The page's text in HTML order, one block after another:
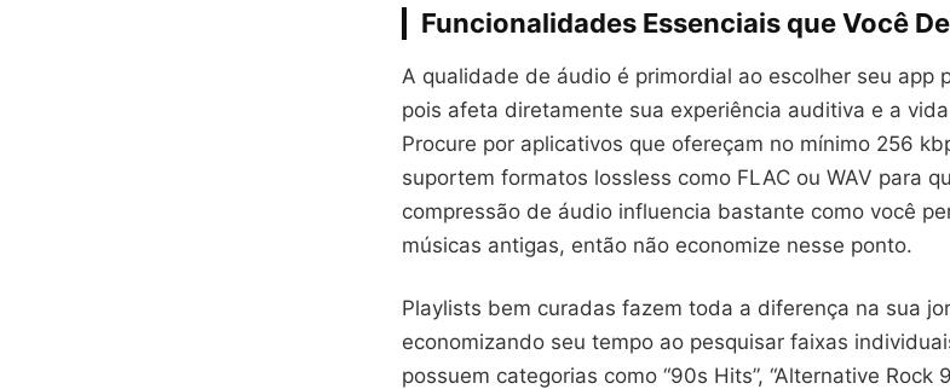
Funcionalidades Essenciais que Você
A qualidade de áudio é primordial ao escolher seu app
pois afeta diretamente sua experiência auditiva e a
Procure por aplicativos que ofereçam no mínimo 256
suportem formatos lossless como FLAC ou WAV para
compressão de áudio influencia bastante como você
músicas antigas, então não economize nesse ponto.
Playlists bem curadas fazem toda a diferença na sua
economizando seu tempo ao pesquisar faixas
possuem categorias como “90s Hits”, “Alternative Rock